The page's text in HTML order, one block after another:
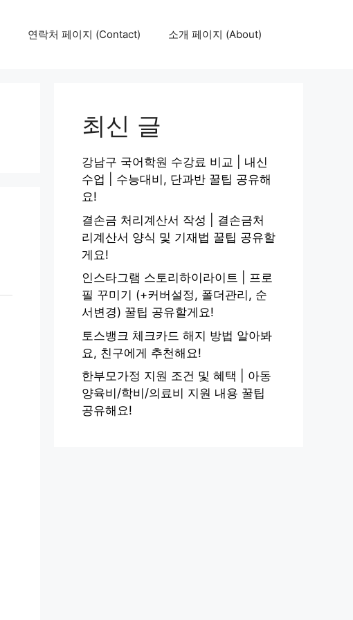
연락처 페이지 (Contact) 소개 페이지 (About)
최신 글
강남구 국어학원 수강료 비교 | 내신
수업 | 수능대비, 단과반 꿀팁 공유해
요!
결손금 처리계산서 작성 | 결손금처
리계산서 양식 및 기재법 꿀팁 공유할
게요!
인스타그램 스토리하이라이트 | 프로
필 꾸미기 (+커버설정, 폴더관리, 순
서변경) 꿀팁 공유할게요!
토스뱅크 체크카드 해지 방법 알아봐
요, 친구에게 추천해요!
한부모가정 지원 조건 및 혜택 | 아동
양육비/학비/의료비 지원 내용 꿀팁
공유해요!